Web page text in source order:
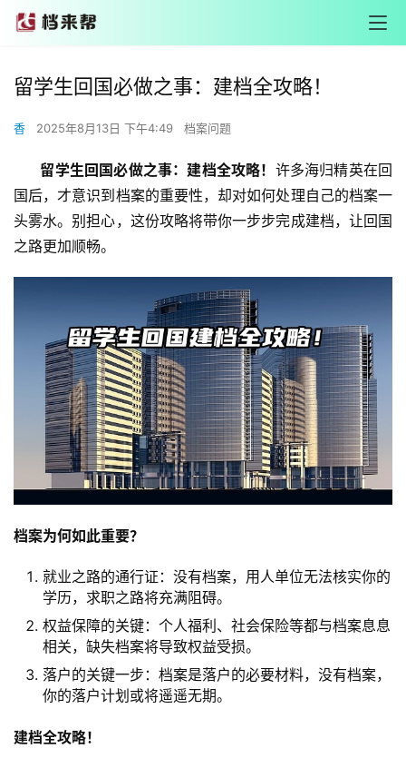
留学生回国必做之事：建档全攻略！
香 2025年8月13日 下午4:49 档案问题
留学生回国必做之事：建档全攻略！ 许多海归精英在回
国后，才意识到档案的重要性，却对如何处理自己的档案一
头雾水。别担心，这份攻略将带你一步步完成建档，让回国
之路更加顺畅。
档案为何如此重要？
就业之路的通行证：没有档案，用人单位无法核实你的
学历，求职之路将充满阻碍。
权益保障的关键：个人福利、社会保险等都与档案息息
相关，缺失档案将导致权益受损。
落户的关键一步：档案是落户的必要材料，没有档案，
你的落户计划或将遥遥无期。
建档全攻略！